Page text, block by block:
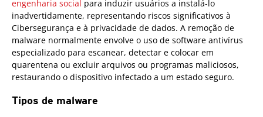
engenharia social para induzir usuários a instalá-lo
inadvertidamente, representando riscos significativos à
Cibersegurança e à privacidade de dados. A remoção de
malware normalmente envolve o uso de software antivírus
especializado para escanear, detectar e colocar em
quarentena ou excluir arquivos ou programas maliciosos,
restaurando o dispositivo infectado a um estado seguro.
Tipos de malware